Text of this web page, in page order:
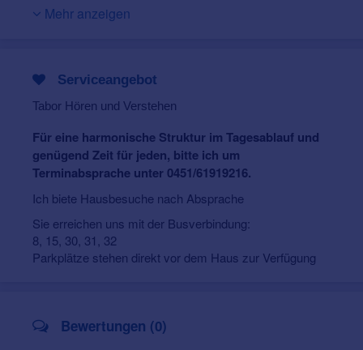
Beruf, sondern echte Berufung.
und seine Bedeutung mit. Gemeinsam mit
Hörakustikermeisterin Corinna Tabor und Gesellin
Svetlina Grabow bietet sie eine individuelle
Hörsystemversorgung, die sowohl technische als auch
gesundheitliche Aspekte berücksichtigt.
Persönliche Beratung, maßgeschneiderte Lösungen und
ausreichend Zeit für jeden Kundin sind bei Tabor
selbstverständlich – Massenabfertigung gibt es hier
nicht. Auf Wunsch werden auch Hausbesuche
angeboten.
Gut erreichbar mit Buslinien 8, 15, 30, 31 und 32 sowie
Mehr anzeigen
Serviceangebot
Tabor Hören und Verstehen
Für eine harmonische Struktur im Tagesablauf und
genügend Zeit für jeden, bitte ich um
Terminabsprache unter 0451/61919216.
Ich biete Hausbesuche nach Absprache
Sie erreichen uns mit der Busverbindung:
8, 15, 30, 31, 32
Parkplätze stehen direkt vor dem Haus zur Verfügung
Bewertungen (0)